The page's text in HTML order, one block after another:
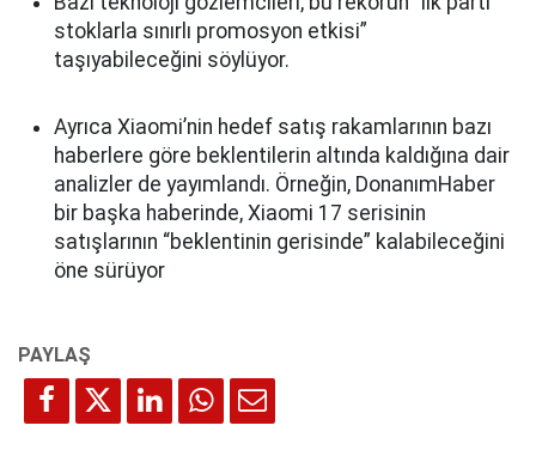
stoklarla sınırlı promosyon etkisi”
taşıyabileceğini söylüyor.
Ayrıca Xiaomi’nin hedef satış rakamlarının bazı
haberlere göre beklentilerin altında kaldığına dair
analizler de yayımlandı. Örneğin, DonanımHaber
bir başka haberinde, Xiaomi 17 serisinin
satışlarının “beklentinin gerisinde” kalabileceğini
öne sürüyor